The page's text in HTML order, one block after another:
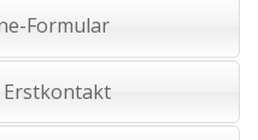
Formular